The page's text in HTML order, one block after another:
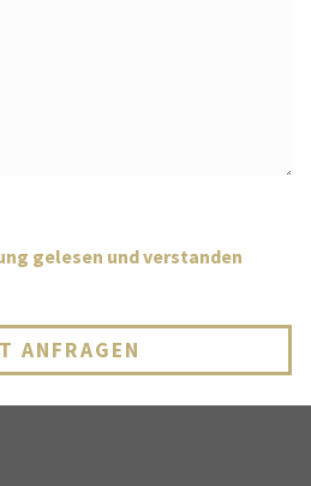
gelesen und verstanden
ANFRAGEN